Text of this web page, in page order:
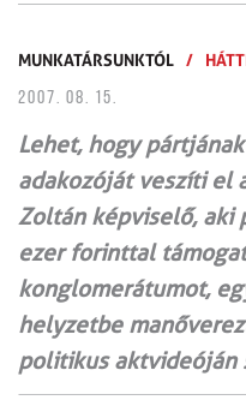
MUNKATÁRSUNKTÓL /
2007. 08. 15.
Lehet, hogy
adakozóját veszíti el
Zoltán képviselő, aki
ezer forinttal
konglomerátumot,
helyzetbe
politikus aktvideóján